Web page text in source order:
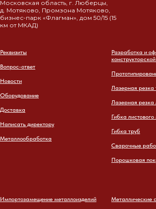
Московская область, г. Люберцы,
д. Мотяково, Промзона Мотяково,
бизнес-парк «Флагман», дом 50/15 (15
км от МКАД)
Реквизиты
Вопрос-ответ
Новости
Оборудование
Доставка
Написать директору
Металлообработка
Разработка и
Лазерная резка
Лазерная резка
Гибка
Гибка труб
Сварочные
Порошковая
Импортозамещение металлоизделий Металлические